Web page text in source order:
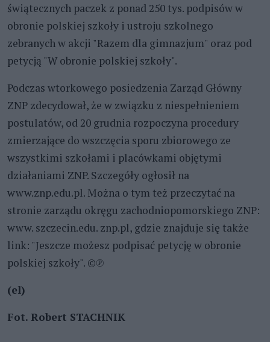
świątecznych paczek z ponad 250 tys. podpisów w
obronie polskiej szkoły i ustroju szkolnego
zebranych w akcji "Razem dla gimnazjum" oraz pod
petycją "W obronie polskiej szkoły".
Podczas wtorkowego posiedzenia Zarząd Główny
ZNP zdecydował, że w związku z niespełnieniem
postulatów, od 20 grudnia rozpoczyna procedury
zmierzające do wszczęcia sporu zbiorowego ze
wszystkimi szkołami i placówkami objętymi
działaniami ZNP. Szczegóły ogłosił na
www.znp.edu.pl. Można o tym też przeczytać na
stronie zarządu okręgu zachodniopomorskiego ZNP:
www. szczecin.edu. znp.pl, gdzie znajduje się także
link: "Jeszcze możesz podpisać petycję w obronie
polskiej szkoły". ©℗
(el)
Fot. Robert STACHNIK